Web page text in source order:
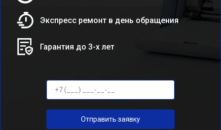
Экспресс ремонт в день обращения
Гарантия до 3-х лет
Отправить заявку